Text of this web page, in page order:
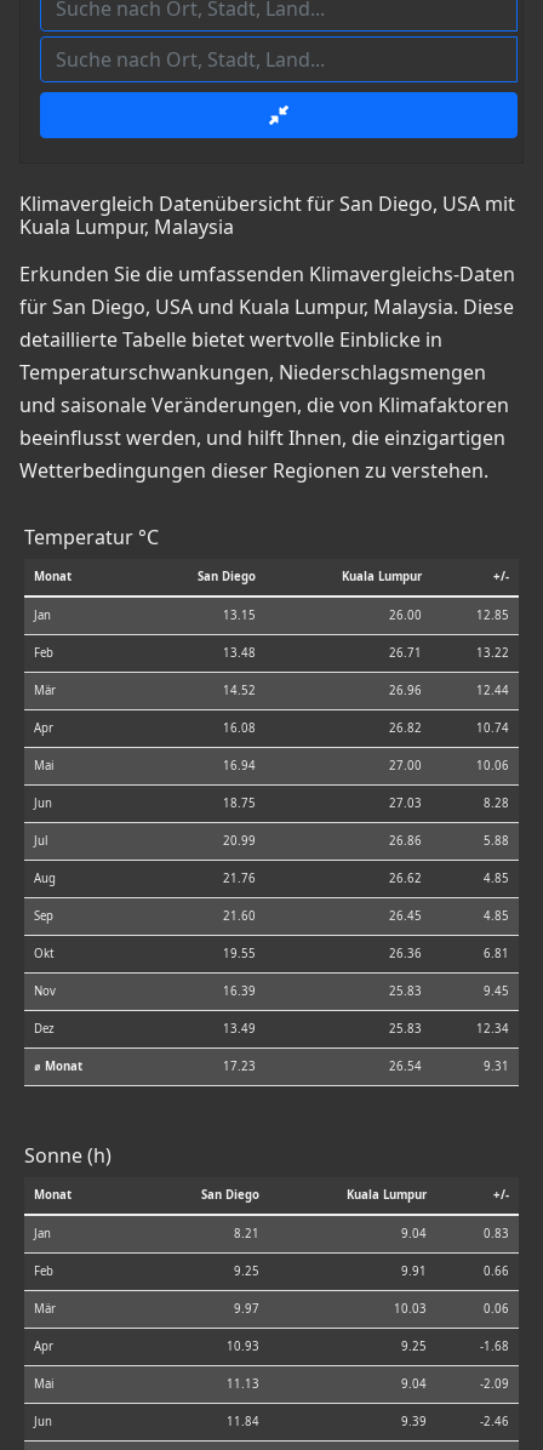
Klimavergleich Datenübersicht für San Diego, USA mit
Kuala Lumpur, Malaysia
Erkunden Sie die umfassenden Klimavergleichs-Daten
für San Diego, USA und Kuala Lumpur, Malaysia. Diese
detaillierte Tabelle bietet wertvolle Einblicke in
Temperaturschwankungen, Niederschlagsmengen
und saisonale Veränderungen, die von Klimafaktoren
beeinflusst werden, und hilft Ihnen, die einzigartigen
Wetterbedingungen dieser Regionen zu verstehen.
Temperatur °C
Monat San Diego Kuala Lumpur +/-
Jan 13.15 26.00 12.85
Feb 13.48 26.71 13.22
Mär 14.52 26.96 12.44
Apr 16.08 26.82 10.74
Mai 16.94 27.00 10.06
Jun 18.75 27.03 8.28
Jul 20.99 26.86 5.88
Aug 21.76 26.62 4.85
Sep 21.60 26.45 4.85
Okt 19.55 26.36 6.81
Nov 16.39 25.83 9.45
Dez 13.49 25.83 12.34
⌀ Monat 17.23 26.54 9.31
Sonne (h)
Monat San Diego Kuala Lumpur +/-
Jan 8.21 9.04 0.83
Feb 9.25 9.91 0.66
Mär 9.97 10.03 0.06
Apr 10.93 9.25 -1.68
Mai 11.13 9.04 -2.09
Jun 11.84 9.39 -2.46